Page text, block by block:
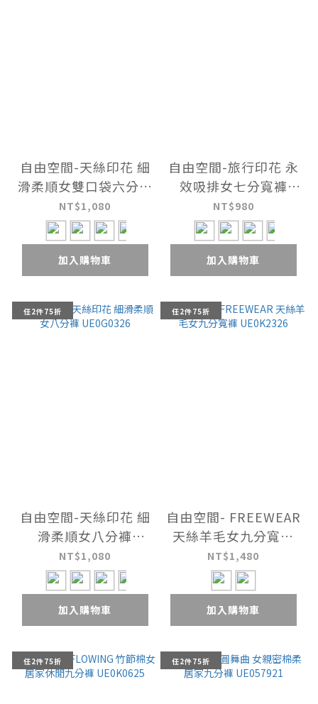
自由空間-天絲印花 細
滑柔順女雙口袋六分寬
褲 UE0G2226
NT$1,080
加入購物車
自由空間-旅行印花 永
效吸排女七分寬褲
UE0G2426
NT$980
加入購物車
任2件75折
自由空間-天絲印花 細
滑柔順女八分褲
UE0G0326
NT$1,080
加入購物車
任2件75折
自由空間- FREEWEAR
天絲羊毛女九分寬褲
UE0K2326
NT$1,480
加入購物車
任2件75折 任2件75折